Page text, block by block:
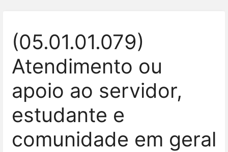
(05.01.01.079)
Atendimento ou
apoio ao servidor,
estudante e
comunidade em geral